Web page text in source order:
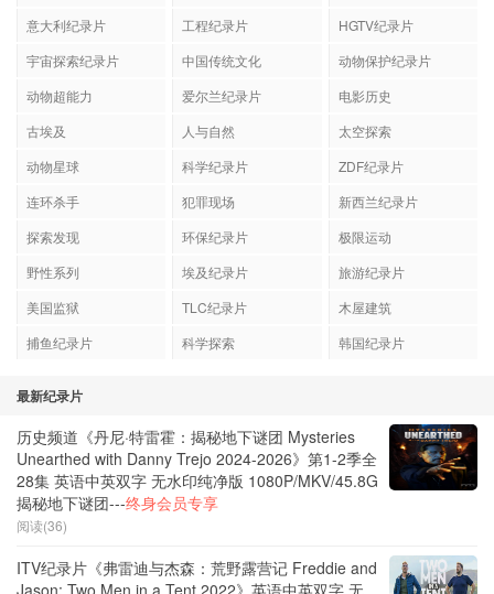
意大利纪录片
工程纪录片
HGTV纪录片
宇宙探索纪录片
中国传统文化
动物保护纪录片
动物超能力
爱尔兰纪录片
电影历史
古埃及
人与自然
太空探索
动物星球
科学纪录片
ZDF纪录片
连环杀手
犯罪现场
新西兰纪录片
探索发现
环保纪录片
极限运动
野性系列
埃及纪录片
旅游纪录片
美国监狱
TLC纪录片
木屋建筑
捕鱼纪录片
科学探索 韩国纪录片
最新纪录片
历史频道《丹尼·特雷霍：揭秘地下谜团 Mysteries
Unearthed with Danny Trejo 2024-2026》第1-2季全
28集 英语中英双字 无水印纯净版 1080P/MKV/45.8G
揭秘地下谜团---终身会员专享
阅读(36)
ITV纪录片《弗雷迪与杰森：荒野露营记 Freddie and
Jason: Two Men in a Tent 2022》英语中英双字 无